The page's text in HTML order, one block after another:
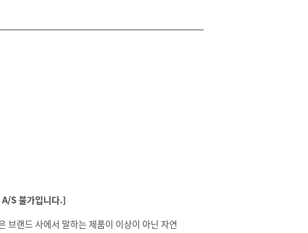
S 불가입니다.]
브랜드 사에서 말하는 제품이 이상이 아닌 자연